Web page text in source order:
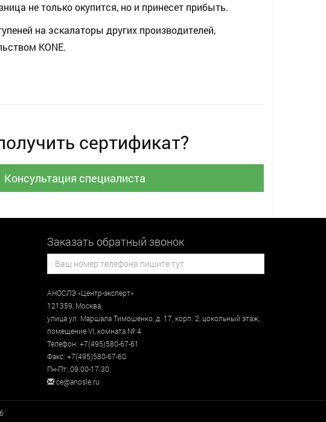
не только окупится, но и принесет прибыть.
на эскалаторы других производителей,
KONE.
сертификат?
Консультация специалиста
Заказать обратный звонок
АНОСЛЭ «Центр-эксперт»
121359 Москва
улицаул. Маршала Тимошенко, д. 17, корп. 2, цокольный этаж
помещение VI, комната № 4
Телефон: +7(495)580-67-61
Факс: +7(495)580-67-60
Пн-Пт: 09:00-17:30
ce@anosle.ru